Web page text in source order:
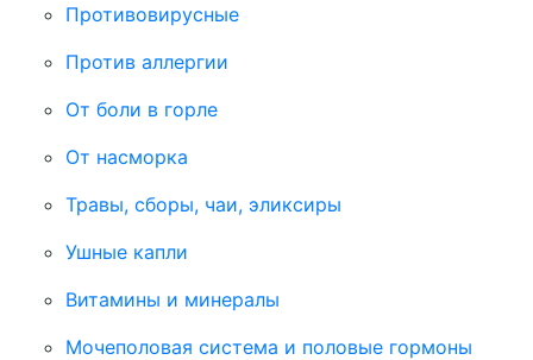
Противовирусные
Против аллергии
От боли в горле
От насморка
Травы, сборы, чаи, эликсиры
Ушные капли
Витамины и минералы
Мочеполовая система и половые гормоны